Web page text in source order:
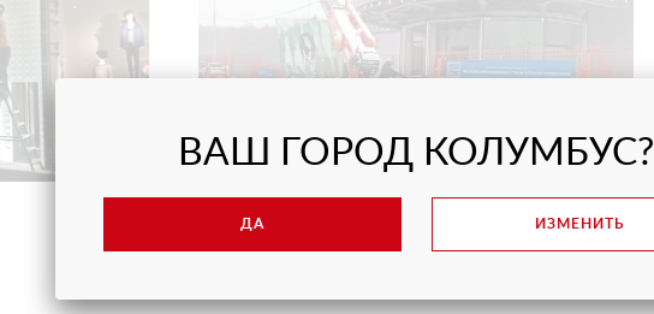
ВАШ ГОРОД КОЛУМБУС?
ДА ИЗМЕНИТЬ